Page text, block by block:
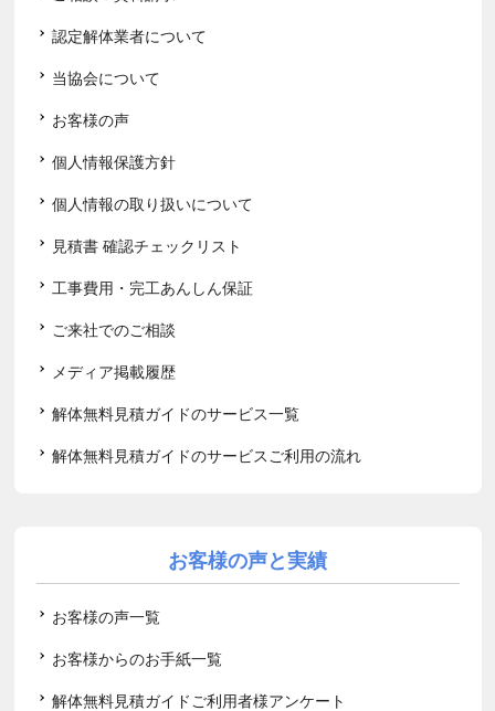
認定解体業者について
当協会について
お客様の声
個人情報保護方針
個人情報の取り扱いについて
見積書 確認チェックリスト
工事費用・完工あんしん保証
ご来社でのご相談
メディア掲載履歴
解体無料見積ガイドのサービス一覧
解体無料見積ガイドのサービスご利用の流れ
お客様の声と実績
お客様の声一覧
お客様からのお手紙一覧
解体無料見積ガイドご利用者様アンケート